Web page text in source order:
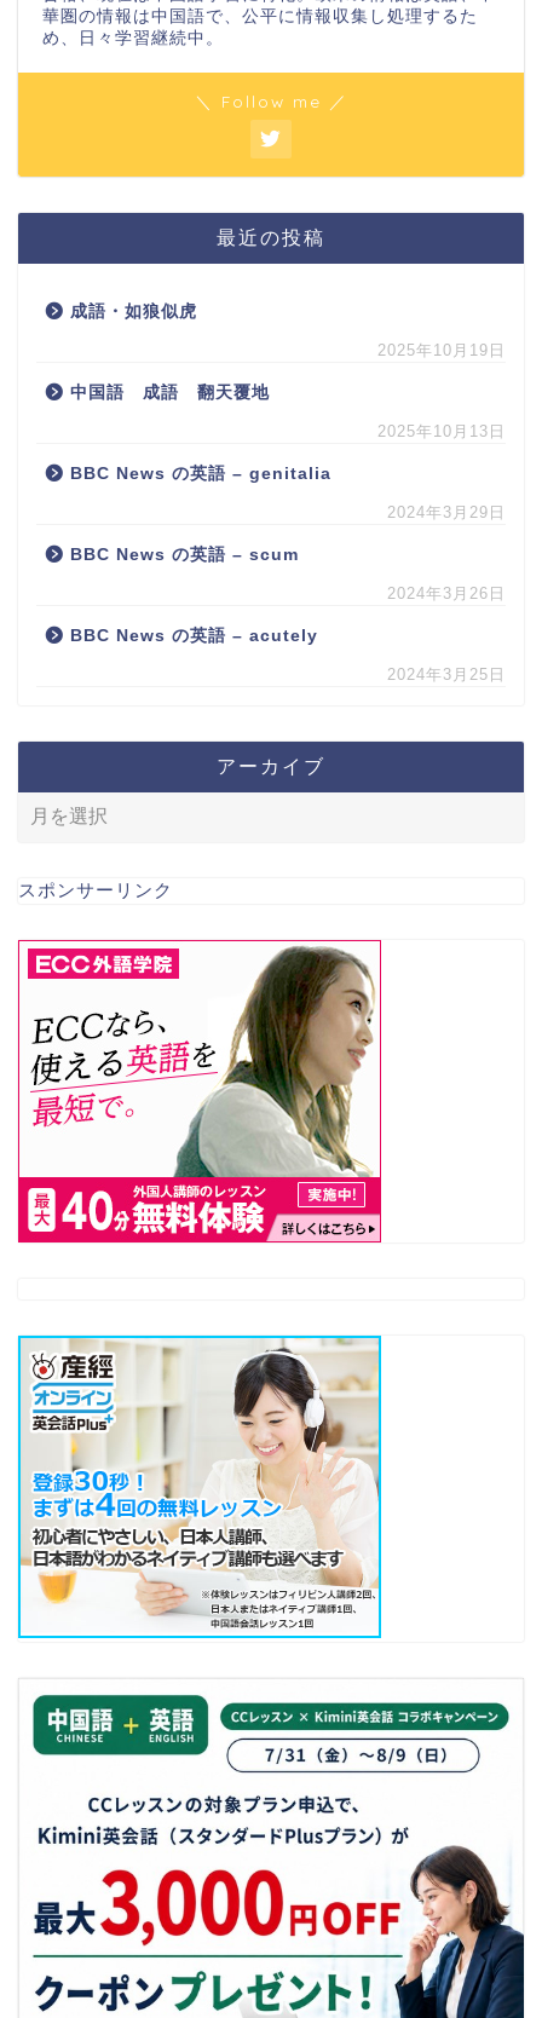
華圏の情報は中国語で、公平に情報収集し処理するた
め、日々学習継続中。
＼ Follow me ／
最近の投稿
成語・如狼似虎
2025年10月19日
中国語 成語 翻天覆地
2025年10月13日
BBC News の英語 – genitalia
2024年3月29日
BBC News の英語 – scum
2024年3月26日
BBC News の英語 – acutely
2024年3月25日
アーカイブ
スポンサーリンク